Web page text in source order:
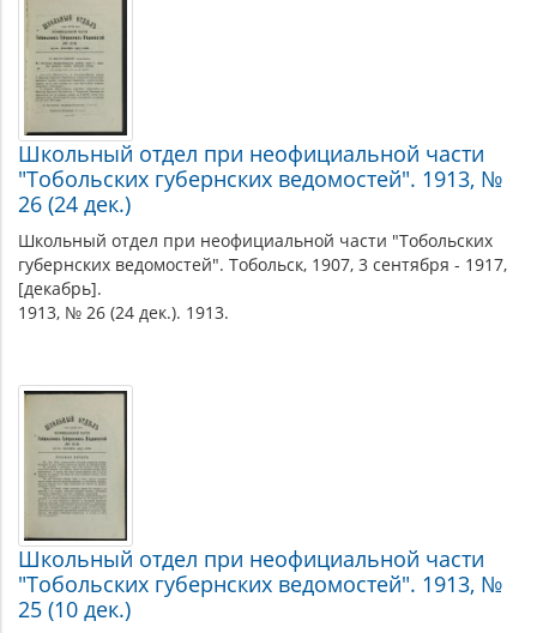
Школьный отдел при неофициальной части
"Тобольских губернских ведомостей". 1913, №
26 (24 дек.)
Школьный отдел при неофициальной части "Тобольских
губернских ведомостей". Тобольск, 1907, 3 сентября - 1917,
[декабрь].
1913, № 26 (24 дек.). 1913.
Школьный отдел при неофициальной части
"Тобольских губернских ведомостей". 1913, №
25 (10 дек.)